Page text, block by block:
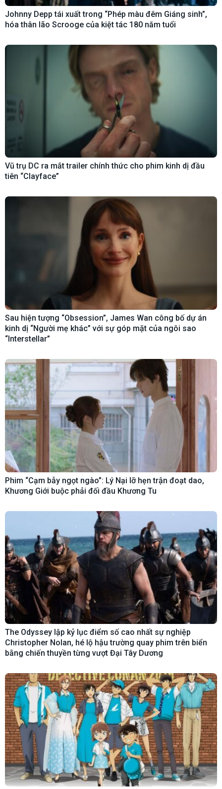
Johnny Depp tái xuất trong “Phép màu đêm Giáng sinh”,
hóa thân lão Scrooge của kiệt tác 180 năm tuổi
Vũ trụ DC ra mắt trailer chính thức cho phim kinh dị đầu
tiên “Clayface”
Sau hiện tượng “Obsession”, James Wan công bố dự án
kinh dị “Người mẹ khác” với sự góp mặt của ngôi sao
“Interstellar”
Phim “Cạm bẫy ngọt ngào”: Lý Nại lỡ hẹn trận đoạt dao,
Khương Giới buộc phải đối đầu Khương Tu
The Odyssey lập kỷ lục điểm số cao nhất sự nghiệp
Christopher Nolan, hé lộ hậu trường quay phim trên biển
bằng chiến thuyền từng vượt Đại Tây Dương